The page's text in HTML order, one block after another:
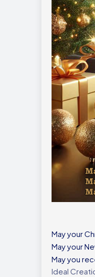
May your
May your
May you
Ideal